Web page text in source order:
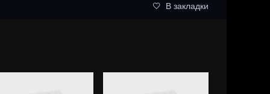
В закладки